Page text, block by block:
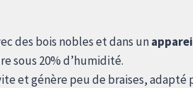
des bois nobles et dans un
sous 20% d’humidité.
et génère peu de braises, adapté